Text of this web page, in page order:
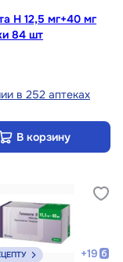
Н 12,5 мг+40 мг
84 шт
в 252 аптеках
В корзину
+19